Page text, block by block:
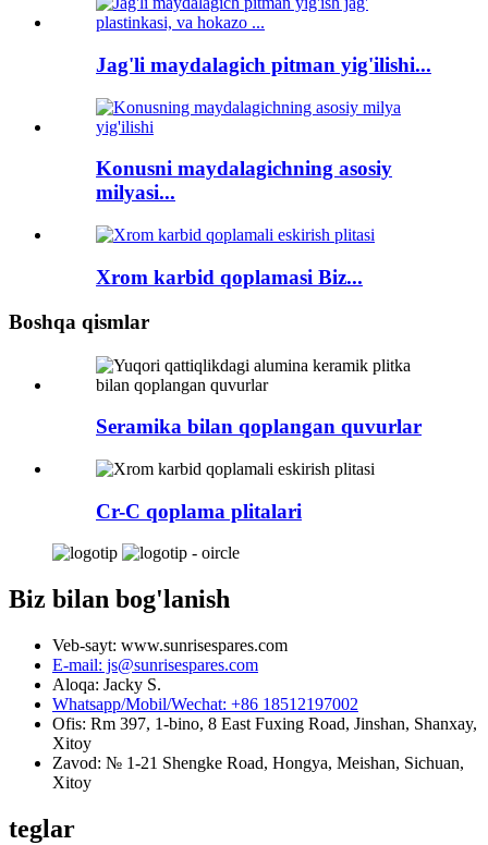
Jag'li maydalagich pitman yig'ilishi...
Konusni maydalagichning asosiy
milyasi...
Xrom karbid qoplamasi Biz...
Boshqa qismlar
Seramika bilan qoplangan quvurlar
Cr-C qoplama plitalari
Biz bilan bog'lanish
Veb-sayt: www.sunrisespares.com
E-mail: js@sunrisespares.com
Aloqa: Jacky S.
Whatsapp/Mobil/Wechat: +86 18512197002
Ofis: Rm 397, 1-bino, 8 East Fuxing Road, Jinshan, Shanxay,
Xitoy
Zavod: № 1-21 Shengke Road, Hongya, Meishan, Sichuan,
Xitoy
teglar